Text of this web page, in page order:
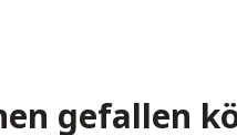
gefallen